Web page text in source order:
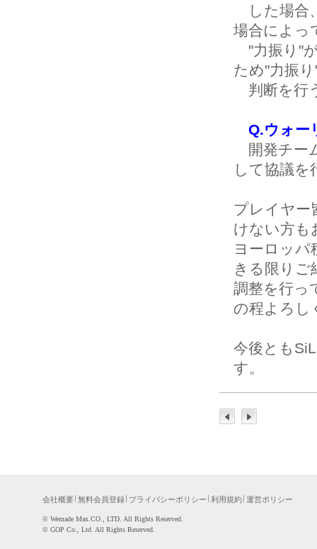
した場合
場合によっ
"力振り"
ため"力振
判断を行
Q.ウォー
開発チー
して協議を
プレイヤー
けない方も
ヨーロッパ
きる限りご
調整を行っ
の程よろし
今後とも
す。
会社概要 無料会員登録 プライバシーポリシー 利用規約 運営ポリシー
©WemadeMax.CO.,LTD.AllRightsReserved.
©GOPCo.,Ltd.AllRightsReserved.